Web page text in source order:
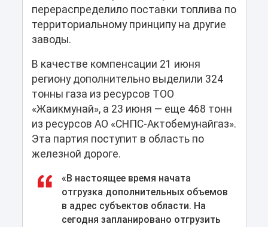
перераспределило поставки топлива по
территориальному принципу на другие
заводы.
В качестве компенсации 21 июня
региону дополнительно выделили 324
тонны газа из ресурсов ТОО
«Жаикмунай», а 23 июня — еще 468 тонн
из ресурсов АО «СНПС-Актобемунайгаз».
Эта партия поступит в область по
железной дороге.
«В настоящее время начата
отгрузка дополнительных объемов
в адрес субъектов области. На
сегодня запланировано отгрузить